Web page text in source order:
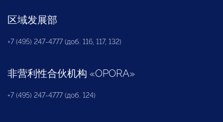
区域发展部
+7 (495) 247-4777 (доб. 116, 117, 132)
非营利性合伙机构 «OPORA»
+7 (495) 247-4777 (доб. 124)